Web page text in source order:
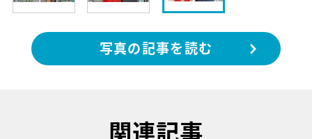
写真の記事を読む
関連記事